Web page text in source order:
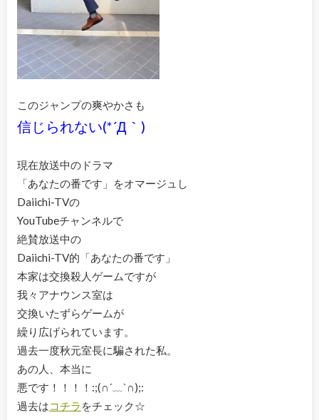
このジャンプの爽やかさも
信じられない(*´Д｀)
現在放送中のドラマ
「あなたの番です」をオマージュし
Daiichi-TVの
YouTubeチャンネルで
絶賛放送中の
Daiichi-TV的「あなたの番です」
本家は交換殺人ゲームですが
我々アナウンス室は
交換いたずらゲームが
繰り広げられています。
過去一度秋元室長に騙された私。
あの人、本当に
悪です！！！！:;(∩´﹏`∩);:
過去はコチラ をチェック☆